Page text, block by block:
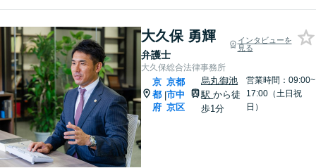
大久保 勇輝
弁護士
インタビューを
見る
大久保総合法律事務所
京
都
府
|
京都
市中
京区
烏丸御池
駅から徒
歩1分
営業時間：09:00~
17:00（土日祝
日）